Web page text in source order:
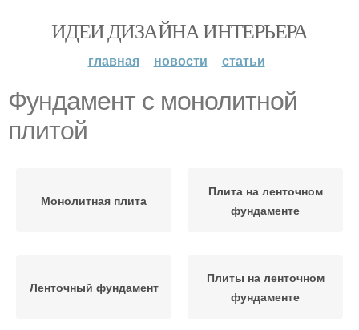
ИДЕИ ДИЗАЙНА ИНТЕРЬЕРА
главная новости статьи
Фундамент с монолитной
плитой
Монолитная плита
Плита на ленточном
фундаменте
Ленточный фундамент
Плиты на ленточном
фундаменте